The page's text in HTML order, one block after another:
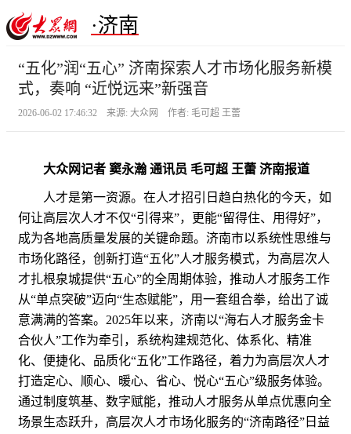
·济南
“五化”润“五心” 济南探索人才市场化服务新模
式，奏响 “近悦远来”新强音
2026-06-02 17:46:32 来源: 大众网 作者: 毛可超 王蕾
大众网记者 窦永瀚 通讯员 毛可超 王蕾 济南报道
人才是第一资源。在人才招引日趋白热化的今天，如
何让高层次人才不仅“引得来”，更能“留得住、用得好”，
成为各地高质量发展的关键命题。济南市以系统性思维与
市场化路径，创新打造“五化”人才服务模式，为高层次人
才扎根泉城提供“五心”的全周期体验，推动人才服务工作
从“单点突破”迈向“生态赋能”，用一套组合拳，给出了诚
意满满的答案。2025年以来，济南以“海右人才服务金卡
合伙人”工作为牵引，系统构建规范化、体系化、精准
化、便捷化、品质化“五化”工作路径，着力为高层次人才
打造定心、顺心、暖心、省心、悦心“五心”级服务体验。
通过制度筑基、数字赋能，推动人才服务从单点优惠向全
场景生态跃升，高层次人才市场化服务的“济南路径”日益